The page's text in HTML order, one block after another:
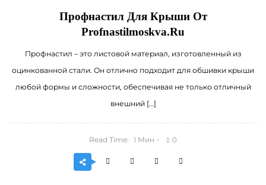
Профнастил Для Крыши От
Рrofnastilmoskva.ru
Профнастил – это листовой материал, изготовленный из
оцинкованной стали. Он отлично подходит для обшивки крыши
любой формы и сложности, обеспечивая не только отличный
внешний […]
Read Time: 1 Мин 0